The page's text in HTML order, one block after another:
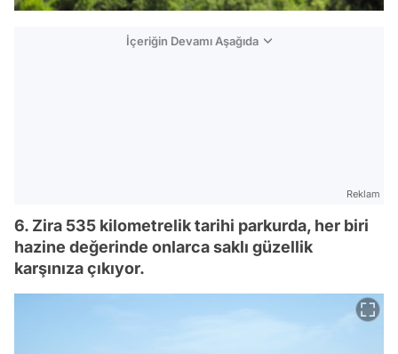
İçeriğin Devamı Aşağıda
Reklam
6. Zira 535 kilometrelik tarihi parkurda, her biri
hazine değerinde onlarca saklı güzellik
karşınıza çıkıyor.